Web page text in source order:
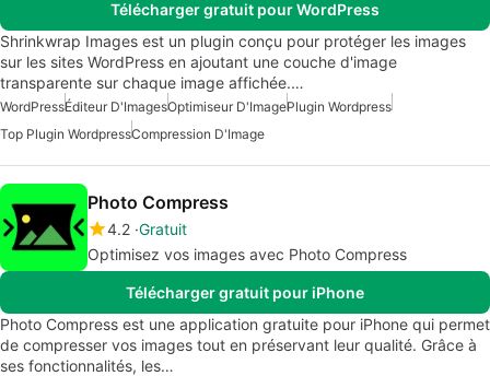
Télécharger gratuit pour WordPress
Shrinkwrap Images est un plugin conçu pour protéger les images
sur les sites WordPress en ajoutant une couche d'image
transparente sur chaque image affichée.…
WordPressÉditeur D'ImagesOptimiseur D'ImagePlugin Wordpress
Top Plugin WordpressCompression D'Image
Photo Compress
4.2 Gratuit
Optimisez vos images avec Photo Compress
Télécharger gratuit pour iPhone
Photo Compress est une application gratuite pour iPhone qui permet
de compresser vos images tout en préservant leur qualité. Grâce à
ses fonctionnalités, les…